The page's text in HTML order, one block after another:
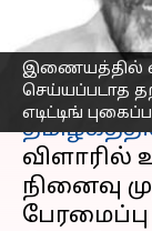
இணையத்தில்
செய்யப்படாத
எடிட்டிங்
எழுதியவர் Nivetha
செய்தி
விளாரில்
நினைவு